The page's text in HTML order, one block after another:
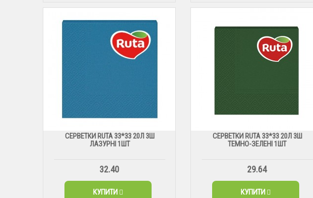
СЕРВЕТКИ RUTA 33*33 20Л 3Ш
ЛАЗУРНІ 1ШТ
32.40
КУПИТИ
СЕРВЕТКИ RUTA 33*33 20Л 3Ш
ТЕМНО-ЗЕЛЕНІ 1ШТ
29.64
КУПИТИ